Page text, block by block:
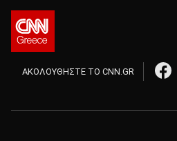
ΑΚΟΛΟΥΘΗΣΤΕ ΤΟ CNN.GR